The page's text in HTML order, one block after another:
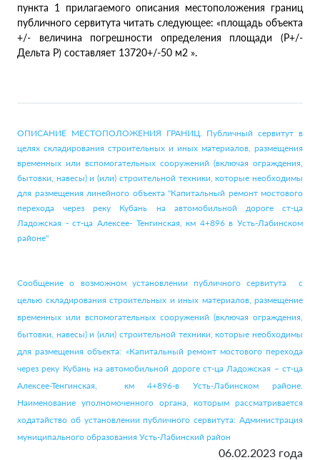
пункта 1 прилагаемого описания местоположения границ
публичного сервитута читать следующее: «площадь объекта
+/- величина погрешности определения площади (Р+/-
Дельта Р) составляет 13720+/-50 м2 ».
ОПИСАНИЕ МЕСТОПОЛОЖЕНИЯ ГРАНИЦ. Публичный сервитут в
целях складирования строительных и иных материалов, размещения
временных или вспомогательных сооружений (включая ограждения,
бытовки, навесы) и (или) строительной техники, которые необходимы
для размещения линейного объекта "Капитальный ремонт мостового
перехода через реку Кубань на автомобильной дороге ст-ца
Ладожская - ст-ца Алексее- Тенгинская, км 4+896 в Усть-Лабинском
районе"
Сообщение о возможном установлении публичного сервитута с
целью складирования строительных и иных материалов, размещение
временных или вспомогательных сооружений (включая ограждения,
бытовки, навесы) и (или) строительной техники, которые необходимы
для размещения объекта: «Капитальный ремонт мостового перехода
через реку Кубань на автомобильной дороге ст-ца Ладожская – ст-ца
Алексее-Тенгинская, км 4+896-в Усть-Лабинском районе.
Наименование уполномоченного органа, которым рассматривается
ходатайство об установлении публичного сервитута: Администрация
муниципального образования Усть-Лабинский район
06.02.2023 года